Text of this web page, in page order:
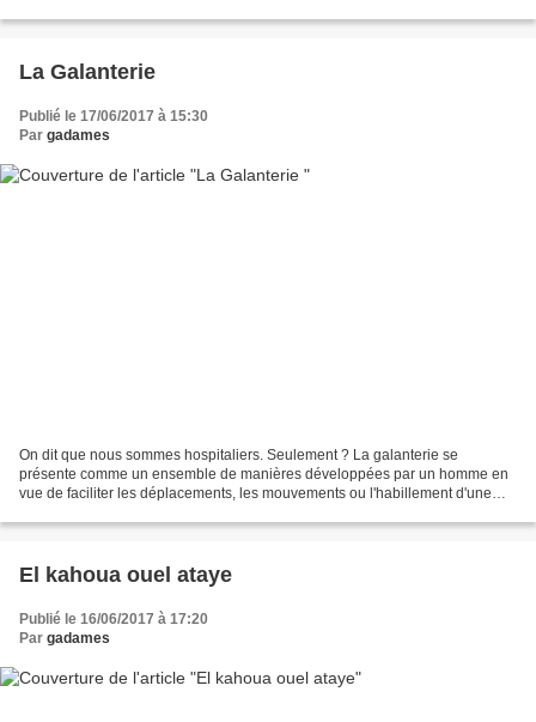
La Galanterie
Publié le 17/06/2017 à 15:30
Par gadames
On dit que nous sommes hospitaliers. Seulement ? La galanterie se
présente comme un ensemble de manières développées par un homme en
vue de faciliter les déplacements, les mouvements ou l'habillement d'une
El kahoua ouel ataye
Publié le 16/06/2017 à 17:20
Par gadames